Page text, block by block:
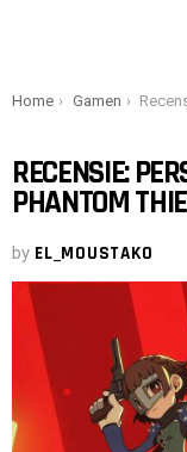
You are here:
Home Gamen Recensie: Persona 5
RECENSIE:
PHANTOM
by EL_MOUSTAKO